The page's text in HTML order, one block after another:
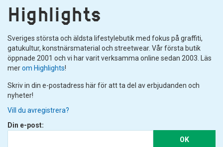
Highlights
Sveriges största och äldsta lifestylebutik med fokus på graffiti,
gatukultur, konstnärsmaterial och streetwear. Vår första butik
öppnade 2001 och vi har varit verksamma online sedan 2003. Läs
merom Highlights!
Skriv in din e-postadress här för att ta del av erbjudanden och
nyheter!
Vill du avregistrera?
Din e-post:
OK